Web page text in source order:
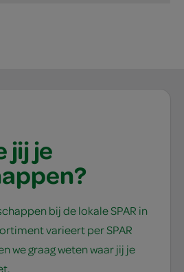
jij je
bij de lokale SPAR in
varieert per SPAR
we graag weten waar jij je